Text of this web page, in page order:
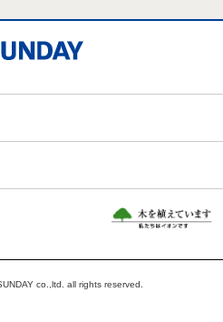
co.,ltd. all rights reserved.